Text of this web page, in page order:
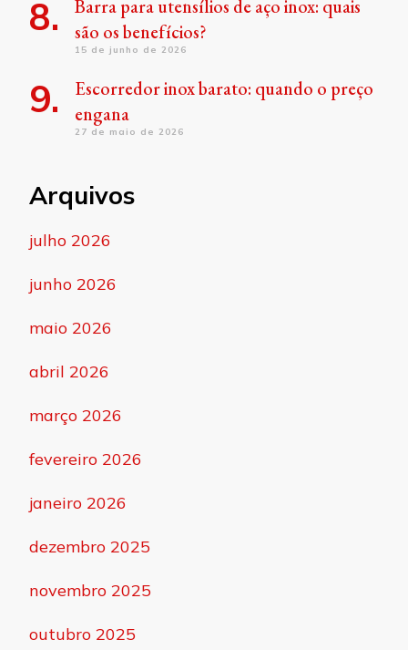
Barra para utensílios de aço inox: quais
são os benefícios?
15 de junho de 2026
Escorredor inox barato: quando o preço
engana
27 de maio de 2026
Arquivos
julho 2026
junho 2026
maio 2026
abril 2026
março 2026
fevereiro 2026
janeiro 2026
dezembro 2025
novembro 2025
outubro 2025